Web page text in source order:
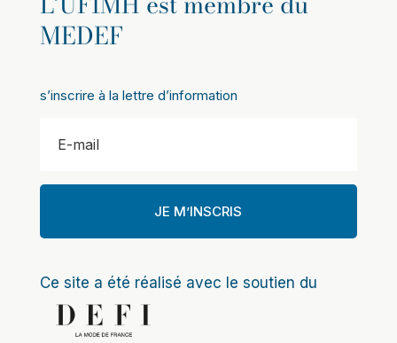
MEDEF
s’inscrire à la lettre d’information
JE M’INSCRIS
Ce site a été réalisé avec le soutien du